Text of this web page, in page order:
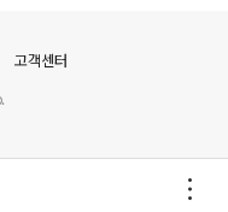
고객센터